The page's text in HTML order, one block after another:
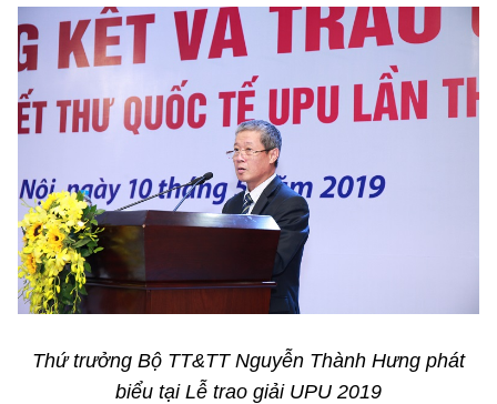
Năng lượng nguyên tử
Tin địa phương
Chuyển đổi số
Bưu chính, Viễn thông
Sở hữu trí tuệ
Tiêu chuẩn, đo lường, chất lượng
Năng lượng nguyên tử
Khác
Videos
Infographic
Voice
Nhiệm vụ trọng tâm
Chọn ngôn ngữ
Thứ trưởng Bộ TT&TT Nguyễn Thành Hưng phát
biểu tại Lễ trao giải UPU 2019